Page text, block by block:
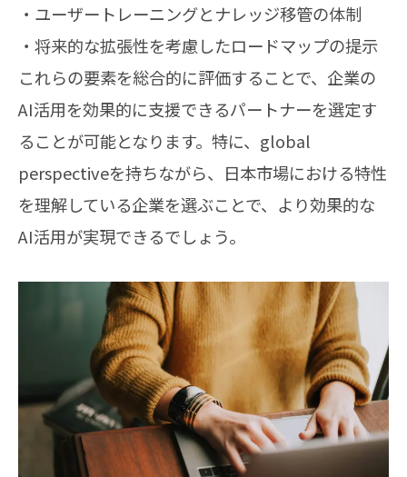
・ユーザートレーニングとナレッジ移管の体制
・将来的な拡張性を考慮したロードマップの提示
これらの要素を総合的に評価することで、企業の
AI活用を効果的に支援できるパートナーを選定す
ることが可能となります。特に、global
perspectiveを持ちながら、日本市場における特性
を理解している企業を選ぶことで、より効果的な
AI活用が実現できるでしょう。